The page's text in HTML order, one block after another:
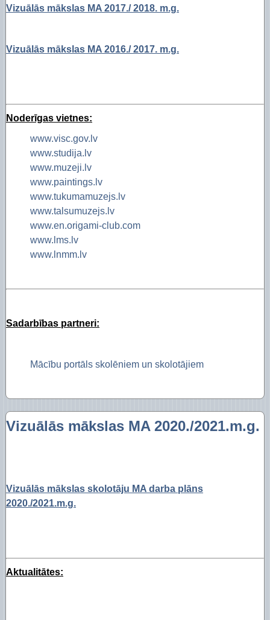
Vizuālās mākslas MA 2017./ 2018. m.g.
Vizuālās mākslas MA 2016./ 2017. m.g.
Noderīgas vietnes:
www.visc.gov.lv
www.studija.lv
www.muzeji.lv
www.paintings.lv
www.tukumamuzejs.lv
www.talsumuzejs.lv
www.en.origami-club.com
www.lms.lv
www.lnmm.lv
Sadarbības partneri:
Mācību portāls skolēniem un skolotājiem
Vizuālās mākslas MA 2020./2021.m.g.
Vizuālās mākslas skolotāju MA darba plāns
2020./2021.m.g.
Aktualitātes: